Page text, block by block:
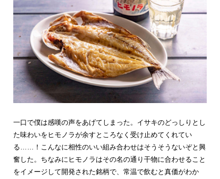
一口で僕は感嘆の声をあげてしまった。イサキのどっしりとし
た味わいをヒモノラが余すところなく受け止めてくれてい
る……！こんなに相性のいい組み合わせはそうそうないぞと興
奮した。ちなみにヒモノラはその名の通り干物に合わせること
をイメージして開発された銘柄で、常温で飲むと真価がわか